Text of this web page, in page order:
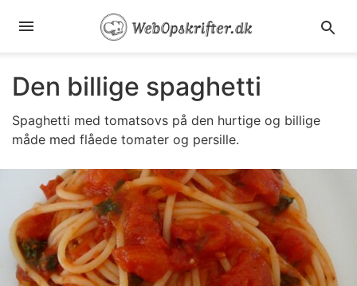
Den billige spaghetti
Spaghetti med tomatsovs på den hurtige og billige
måde med flåede tomater og persille.